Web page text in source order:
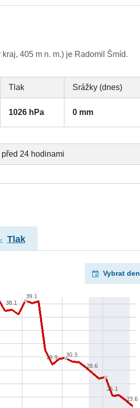
405 m n. m.) je Radomil Šmíd.
Tlak Srážky (dnes)
1026 hPa 0 mm
před 24 hodinami
Tlak
Vybrat den